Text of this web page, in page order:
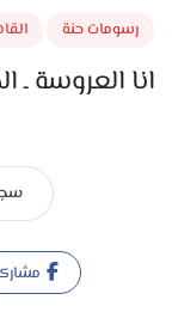
حنة القاهرة